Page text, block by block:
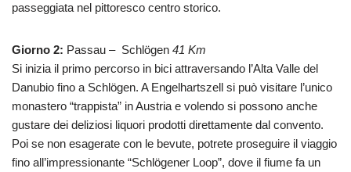
passeggiata nel pittoresco centro storico.
Giorno 2: Passau – Schlögen 41 Km
Si inizia il primo percorso in bici attraversando l’Alta Valle del
Danubio fino a Schlögen. A Engelhartszell si può visitare l’unico
monastero “trappista” in Austria e volendo si possono anche
gustare dei deliziosi liquori prodotti direttamente dal convento.
Poi se non esagerate con le bevute, potrete proseguire il viaggio
fino all’impressionante “Schlögener Loop”, dove il fiume fa un